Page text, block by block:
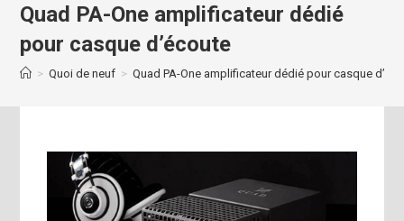
Quad PA-One amplificateur dédié
pour casque d’écoute
> Quoi de neuf > Quad PA-One amplificateur dédié pour casque